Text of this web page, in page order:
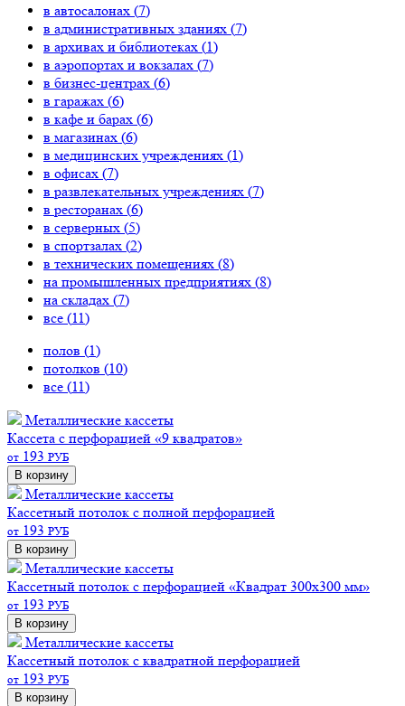
в автосалонах (7)
в административных зданиях (7)
в архивах и библиотеках (1)
в аэропортах и вокзалах (7)
в бизнес-центрах (6)
в гаражах (6)
в кафе и барах (6)
в магазинах (6)
в медицинских учреждениях (1)
в офисах (7)
в развлекательных учреждениях (7)
в ресторанах (6)
в серверных (5)
в спортзалах (2)
в технических помещениях (8)
на промышленных предприятиях (8)
на складах (7)
все (11)
полов (1)
потолков (10)
все (11)
Металлические кассеты
Кассета с перфорацией «9 квадратов»
от 193 РУБ
В корзину
Металлические кассеты
Кассетный потолок с полной перфорацией
от 193 РУБ
В корзину
Металлические кассеты
Кассетный потолок с перфорацией «Квадрат 300х300 мм»
от 193 РУБ
В корзину
Металлические кассеты
Кассетный потолок с квадратной перфорацией
от 193 РУБ
В корзину